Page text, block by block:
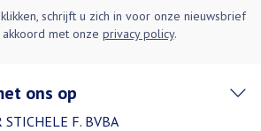
schrijft u zich in voor onze nieuwsbrief
met onze privacy policy.
ons op
STICHELE F. BVBA